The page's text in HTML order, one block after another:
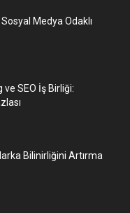
Medya Odaklı
SEO İş Birliği:
Bilinirliğini Artırma